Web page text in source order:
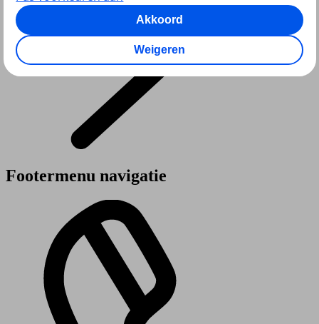
Footermenu navigatie
Akkoord
Weigeren